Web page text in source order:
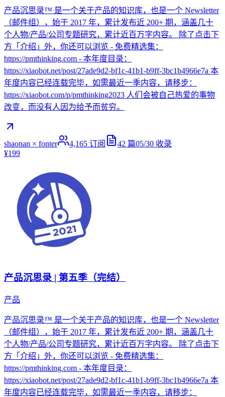
产品沉思录™ 是一个关于产品的知识库，也是一个 Newsletter
（邮件组），始于 2017 年，累计发布近 200+ 期，涵盖几十
个人物/产品/公司专题研究，累计近百万字内容。 除了点击下
方「介绍」外，你还可以浏览 - 免费精选集：
https://pmthinking.com - 本年度目录：
https://xiaobot.net/post/27ade9d2-bf1c-41b1-b9ff-3bc1b4966e7a 本
年度内容已经连载完毕，如需最近一季内容，请移步：
https://xiaobot.com/p/pmthinking2023 人们会被自己热爱的事物
改变，而没有人因为给予而贫穷。
shaonan × fonter 4,165 订阅 42 篇05/30 收录
¥199
产品沉思录 | 第五季（完结）
产品
产品沉思录™ 是一个关于产品的知识库，也是一个 Newsletter
（邮件组），始于 2017 年，累计发布近 200+ 期，涵盖几十
个人物/产品/公司专题研究，累计近百万字内容。 除了点击下
方「介绍」外，你还可以浏览 - 免费精选集：
https://pmthinking.com - 本年度目录：
https://xiaobot.net/post/27ade9d2-bf1c-41b1-b9ff-3bc1b4966e7a 本
年度内容已经连载完毕，如需最近一季内容，请移步：